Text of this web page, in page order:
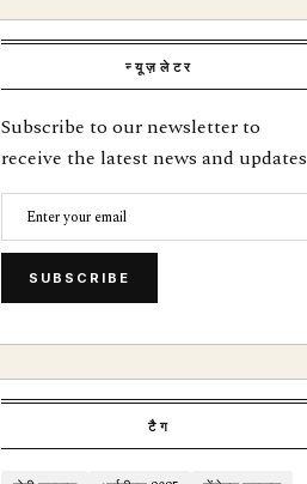
न्यूज़लेटर
Subscribe to our newsletter to
receive the latest news and updates
SUBSCRIBE
टैग